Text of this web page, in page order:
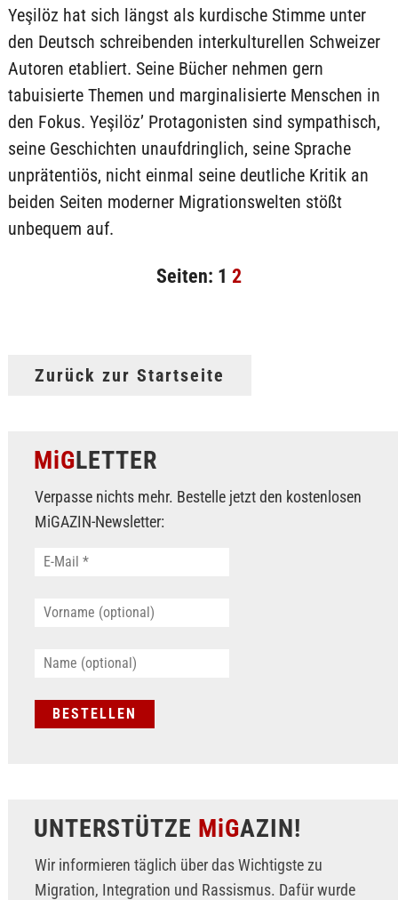
Yeşilöz hat sich längst als kurdische Stimme unter
den Deutsch schreibenden interkulturellen Schweizer
Autoren etabliert. Seine Bücher nehmen gern
tabuisierte Themen und marginalisierte Menschen in
den Fokus. Yeşilöz’ Protagonisten sind sympathisch,
seine Geschichten unaufdringlich, seine Sprache
unprätentiös, nicht einmal seine deutliche Kritik an
beiden Seiten moderner Migrationswelten stößt
unbequem auf.
Seiten: 1 2
Zurück zur Startseite
MiGLETTER
Verpasse nichts mehr. Bestelle jetzt den kostenlosen
MiGAZIN-Newsletter:
UNTERSTÜTZE MiGAZIN!
Wir informieren täglich über das Wichtigste zu
Migration, Integration und Rassismus. Dafür wurde